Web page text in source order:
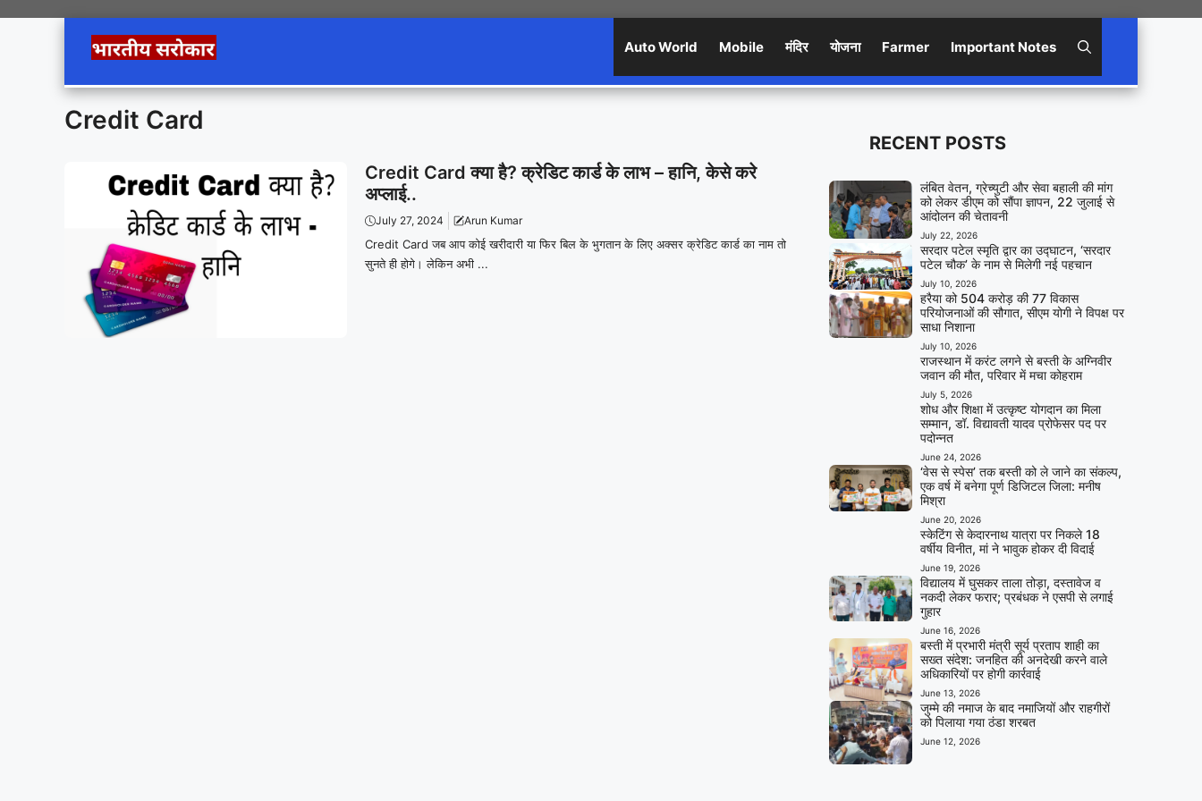
Auto World Mobile मंदिर योजना Farmer Important Notes
Credit Card
Credit Card क्या है? क्रेडिट कार्ड के लाभ – हानि, केसे करे
अप्लाई..
July 27, 2024 Arun Kumar
Credit Card जब आप कोई खरीदारी या फिर बिल के भुगतान के लिए अक्सर क्रेडिट कार्ड का नाम तो
सुनते ही होगे। लेकिन अभी ...
RECENT POSTS
लंबित वेतन, ग्रेच्युटी और सेवा बहाली की मांग
को लेकर डीएम को सौंपा ज्ञापन, 22 जुलाई से
आंदोलन की चेतावनी
July 22, 2026
सरदार पटेल स्मृति द्वार का उद्घाटन, ‘सरदार
पटेल चौक’ के नाम से मिलेगी नई पहचान
July 10, 2026
हरैया को 504 करोड़ की 77 विकास
परियोजनाओं की सौगात, सीएम योगी ने विपक्ष पर
साधा निशाना
July 10, 2026
राजस्थान में करंट लगने से बस्ती के अग्निवीर
जवान की मौत, परिवार में मचा कोहराम
July 5, 2026
शोध और शिक्षा में उत्कृष्ट योगदान का मिला
सम्मान, डॉ. विद्यावती यादव प्रोफेसर पद पर
पदोन्नत
June 24, 2026
‘वेस से स्पेस’ तक बस्ती को ले जाने का संकल्प,
एक वर्ष में बनेगा पूर्ण डिजिटल जिला: मनीष
मिश्रा
June 20, 2026
स्केटिंग से केदारनाथ यात्रा पर निकले 18
वर्षीय विनीत, मां ने भावुक होकर दी विदाई
June 19, 2026
विद्यालय में घुसकर ताला तोड़ा, दस्तावेज व
नकदी लेकर फरार; प्रबंधक ने एसपी से लगाई
गुहार
June 16, 2026
बस्ती में प्रभारी मंत्री सूर्य प्रताप शाही का
सख्त संदेश: जनहित की अनदेखी करने वाले
अधिकारियों पर होगी कार्रवाई
June 13, 2026
जुम्मे की नमाज के बाद नमाजियों और राहगीरों
को पिलाया गया ठंडा शरबत
June 12, 2026